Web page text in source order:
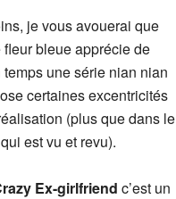
je vous avouerai que
fleur bleue apprécie de
temps une série nian nian
certaines excentricités
(plus que dans le
est vu et revu).
Ex-girlfriend c’est un